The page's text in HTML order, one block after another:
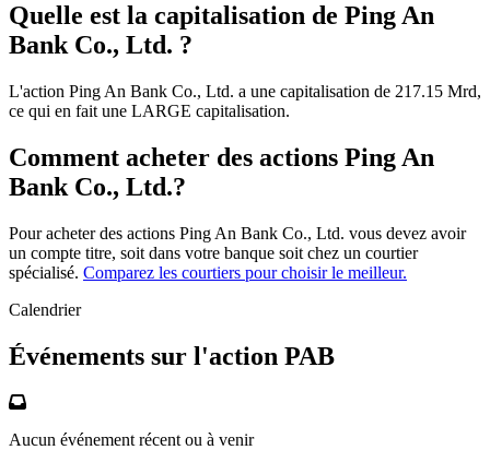
Quelle est la capitalisation de Ping An
Bank Co., Ltd. ?
L'action Ping An Bank Co., Ltd. a une capitalisation de 217.15 Mrd,
ce qui en fait une LARGE capitalisation.
Comment acheter des actions Ping An
Bank Co., Ltd.?
Pour acheter des actions Ping An Bank Co., Ltd. vous devez avoir
un compte titre, soit dans votre banque soit chez un courtier
spécialisé. Comparez les courtiers pour choisir le meilleur.
Calendrier
Événements sur l'action PAB
Aucun événement récent ou à venir